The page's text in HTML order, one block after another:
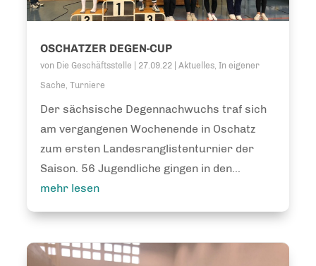
OSCHATZER DEGEN-CUP
von Die Geschäftsstelle 27.09.22 |Aktuelles,In eigener
Sache,Turniere
Der sächsische Degennachwuchs traf sich
am vergangenen Wochenende in Oschatz
zum ersten Landesranglistenturnier der
Saison. 56 Jugendliche gingen in den...
mehr lesen